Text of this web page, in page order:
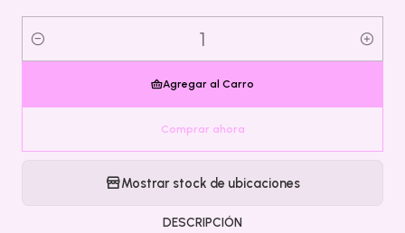
Cantidad
Agregar al Carro
Comprar ahora
Mostrar stock de ubicaciones
DESCRIPCIÓN